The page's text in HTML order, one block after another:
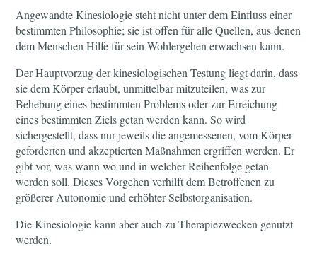
Angewandte Kinesiologie steht nicht unter dem Einfluss einer
bestimmten Philosophie; sie ist offen für alle Quellen, aus denen
dem Menschen Hilfe für sein Wohlergehen erwachsen kann.
Der Hauptvorzug der kinesiologischen Testung liegt darin, dass
sie dem Körper erlaubt, unmittelbar mitzuteilen, was zur
Behebung eines bestimmten Problems oder zur Erreichung
eines bestimmten Ziels getan werden kann. So wird
sichergestellt, dass nur jeweils die angemessenen, vom Körper
geforderten und akzeptierten Maßnahmen ergriffen werden. Er
gibt vor, was wann wo und in welcher Reihenfolge getan
werden soll. Dieses Vorgehen verhilft dem Betroffenen zu
größerer Autonomie und erhöhter Selbstorganisation.
Die Kinesiologie kann aber auch zu Therapiezwecken genutzt
werden.